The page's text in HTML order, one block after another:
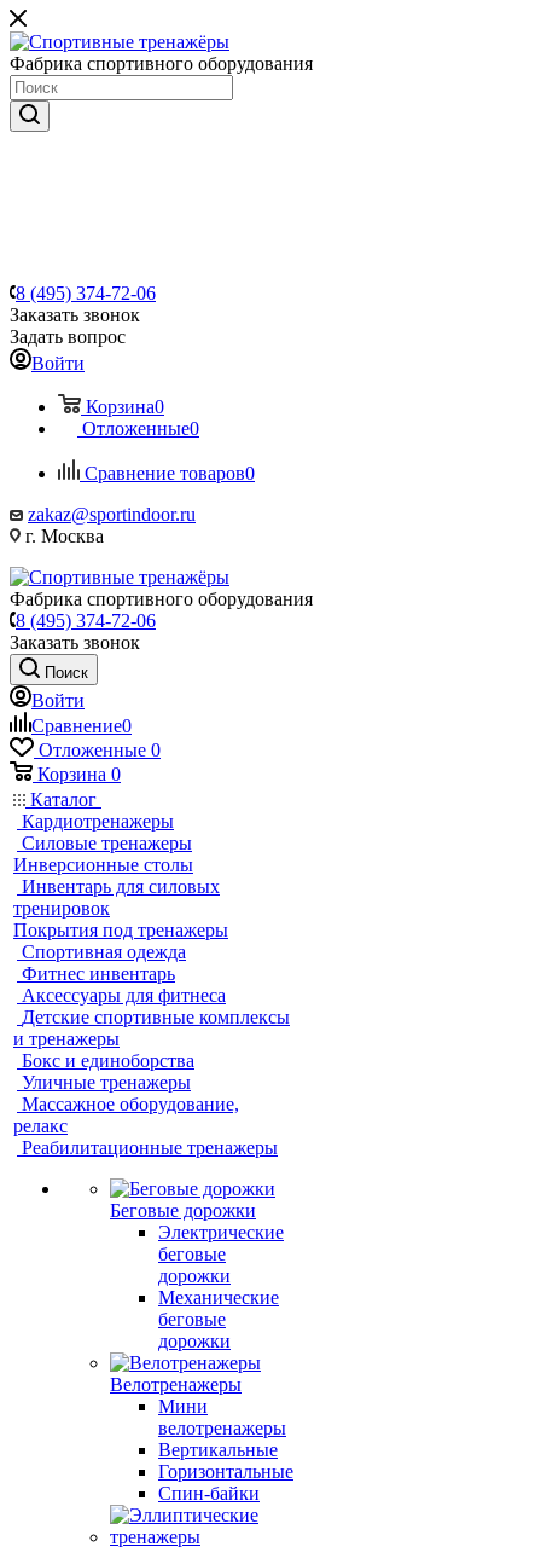
Фабрика спортивного оборудования
8 (495) 374-72-06
Заказать звонок
Задать вопрос
Войти
Корзина0
Отложенные0
Сравнение товаров0
zakaz@sportindoor.ru
г. Москва
Фабрика спортивного оборудования
8 (495) 374-72-06
Заказать звонок
Поиск
Войти
Сравнение0
Отложенные 0
Корзина 0
Каталог
Кардиотренажеры
Силовые тренажеры
Инверсионные столы
Инвентарь для силовых
тренировок
Покрытия под тренажеры
Спортивная одежда
Фитнес инвентарь
Аксессуары для фитнеса
Детские спортивные комплексы
и тренажеры
Бокс и единоборства
Уличные тренажеры
Массажное оборудование,
релакс
Реабилитационные тренажеры
Беговые дорожки
Электрические
беговые
дорожки
Механические
беговые
дорожки
Велотренажеры
Мини
велотренажеры
Вертикальные
Горизонтальные
Спин-байки